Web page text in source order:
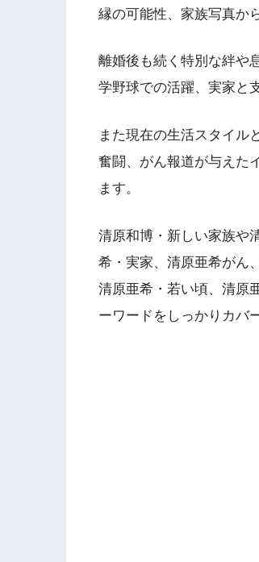
縁の可能性、家族写真か
離婚後も続く特別な絆や
学野球での活躍、実家と
また現在の生活スタイル
奮闘、がん報道が与えた
ます。
清原和博・新しい家族や
希・実家、清原亜希がん
清原亜希・若い頃、清原
ーワードをしっかりカバ